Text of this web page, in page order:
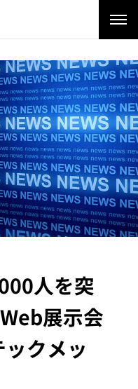
人を突
展示会
ックメッ